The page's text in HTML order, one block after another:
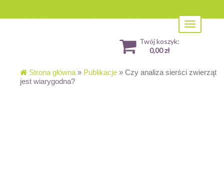
Toggle
navigation
Twój koszyk:
0,00 zł
Strona główna » Publikacje » Czy analiza sierści zwierząt
jest wiarygodna?